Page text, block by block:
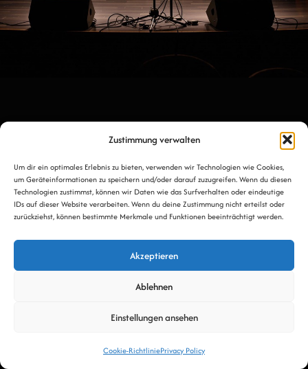
Zustimmung verwalten
Um dir ein optimales Erlebnis zu bieten, verwenden wir Technologien wie Cookies,
um Geräteinformationen zu speichern und/oder darauf zuzugreifen. Wenn du diesen
Technologien zustimmst, können wir Daten wie das Surfverhalten oder eindeutige
IDs auf dieser Website verarbeiten. Wenn du deine Zustimmung nicht erteilst oder
zurückziehst, können bestimmte Merkmale und Funktionen beeinträchtigt werden.
Akzeptieren
Ablehnen
Einstellungen ansehen
Cookie-RichtliniePrivacy Policy